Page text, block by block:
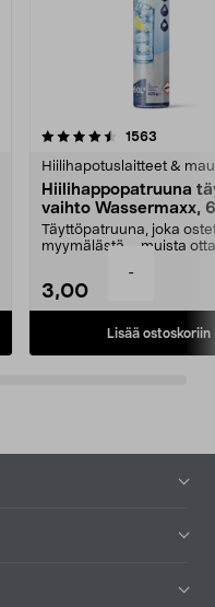
-
1563
Hiilihapotuslaitteet &
Hiilihappopatruuna
vaihto Wassermaxx,
Täyttöpatruuna, joka
myymälästä – muista
3,00
Lisää ostoskoriin
4.5viidestä